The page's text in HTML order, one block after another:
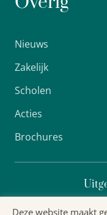
Nieuws
Zakelijk
Scholen
Acties
Brochures
Deze website maakt